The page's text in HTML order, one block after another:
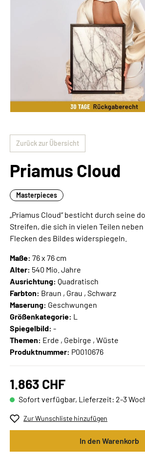
Zurück zur Übersicht
Priamus Cloud
Masterpieces
„Priamus Cloud“ besticht durch seine
Streifen, die sich in vielen Teilen
Flecken des Bildes widerspiegeln.
Maße: 76 x 76 cm
Alter: 540 Mio. Jahre
Ausrichtung: Quadratisch
Farbton: Braun , Grau , Schwarz
Maserung: Geschwungen
Größenkategorie: L
Spiegelbild: -
Themen: Erde , Gebirge , Wüste
Produktnummer: P0010676
1.863 CHF
Sofort verfügbar, Lieferzeit: 2-3
Zur Wunschliste hinzufügen
In den Warenkorb